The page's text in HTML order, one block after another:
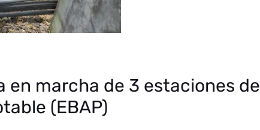
en marcha de 3 estaciones de
(EBAP)